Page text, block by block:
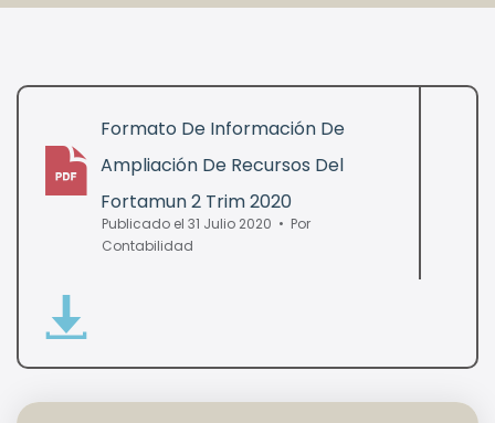
pdf
Formato De Información De
Ampliación De Recursos Del
Fortamun 2 Trim 2020
Publicado el 31 Julio 2020
Por
Contabilidad